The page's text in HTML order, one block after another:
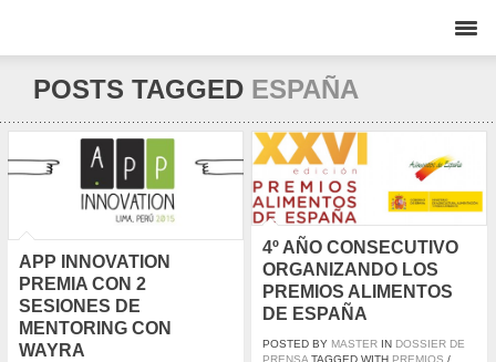
POSTS TAGGED ESPAÑA
APP INNOVATION
PREMIA CON 2
SESIONES DE
MENTORING CON
WAYRA
4º AÑO CONSECUTIVO
ORGANIZANDO LOS
PREMIOS ALIMENTOS
DE ESPAÑA
POSTED BY MASTER IN DOSSIER DE